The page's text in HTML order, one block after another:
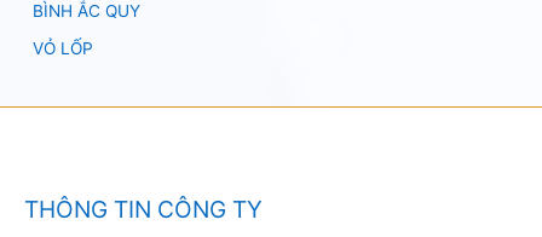
BÌNH ẮC QUY
VỎ LỐP
THÔNG TIN CÔNG TY